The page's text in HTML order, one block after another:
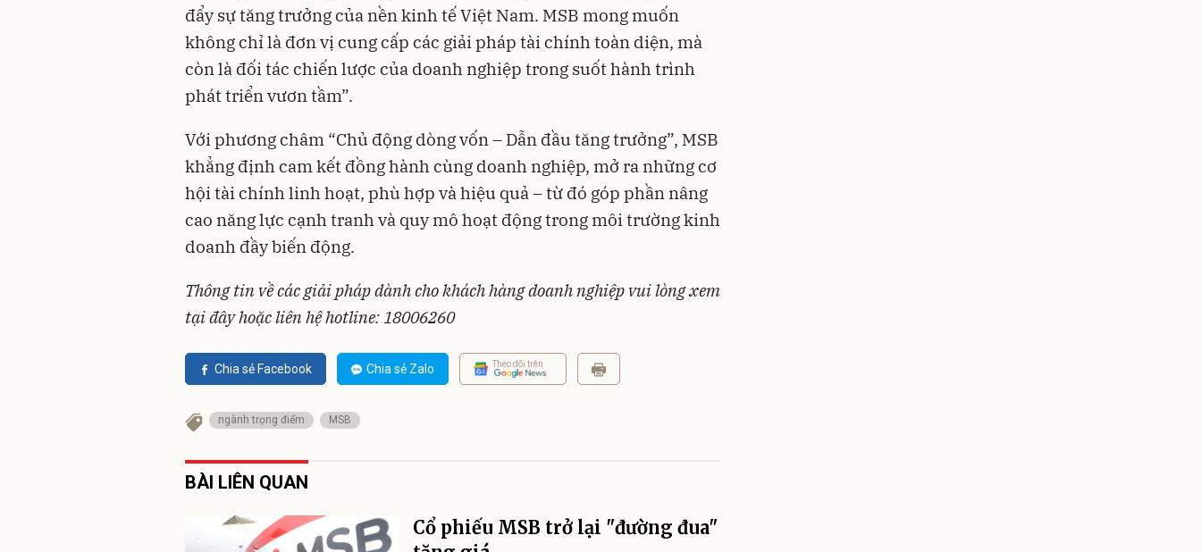
đẩy sự tăng trưởng của nền kinh tế Việt Nam. MSB mong muốn
không chỉ là đơn vị cung cấp các giải pháp tài chính toàn diện, mà
còn là đối tác chiến lược của doanh nghiệp trong suốt hành trình
phát triển vươn tầm”.
Với phương châm “Chủ động dòng vốn – Dẫn đầu tăng trưởng”, MSB
khẳng định cam kết đồng hành cùng doanh nghiệp, mở ra những cơ
hội tài chính linh hoạt, phù hợp và hiệu quả – từ đó góp phần nâng
cao năng lực cạnh tranh và quy mô hoạt động trong môi trường kinh
doanh đầy biến động.
Thông tin về các giải pháp dành cho khách hàng doanh nghiệp vui lòng xem
tại đây hoặc liên hệ hotline: 18006260
Chia sẻ Facebook Chia sẻ Zalo Theo dõi trên
ngành trọng điểm MSB
BÀI LIÊN QUAN
Cổ phiếu MSB trở lại "đường đua"